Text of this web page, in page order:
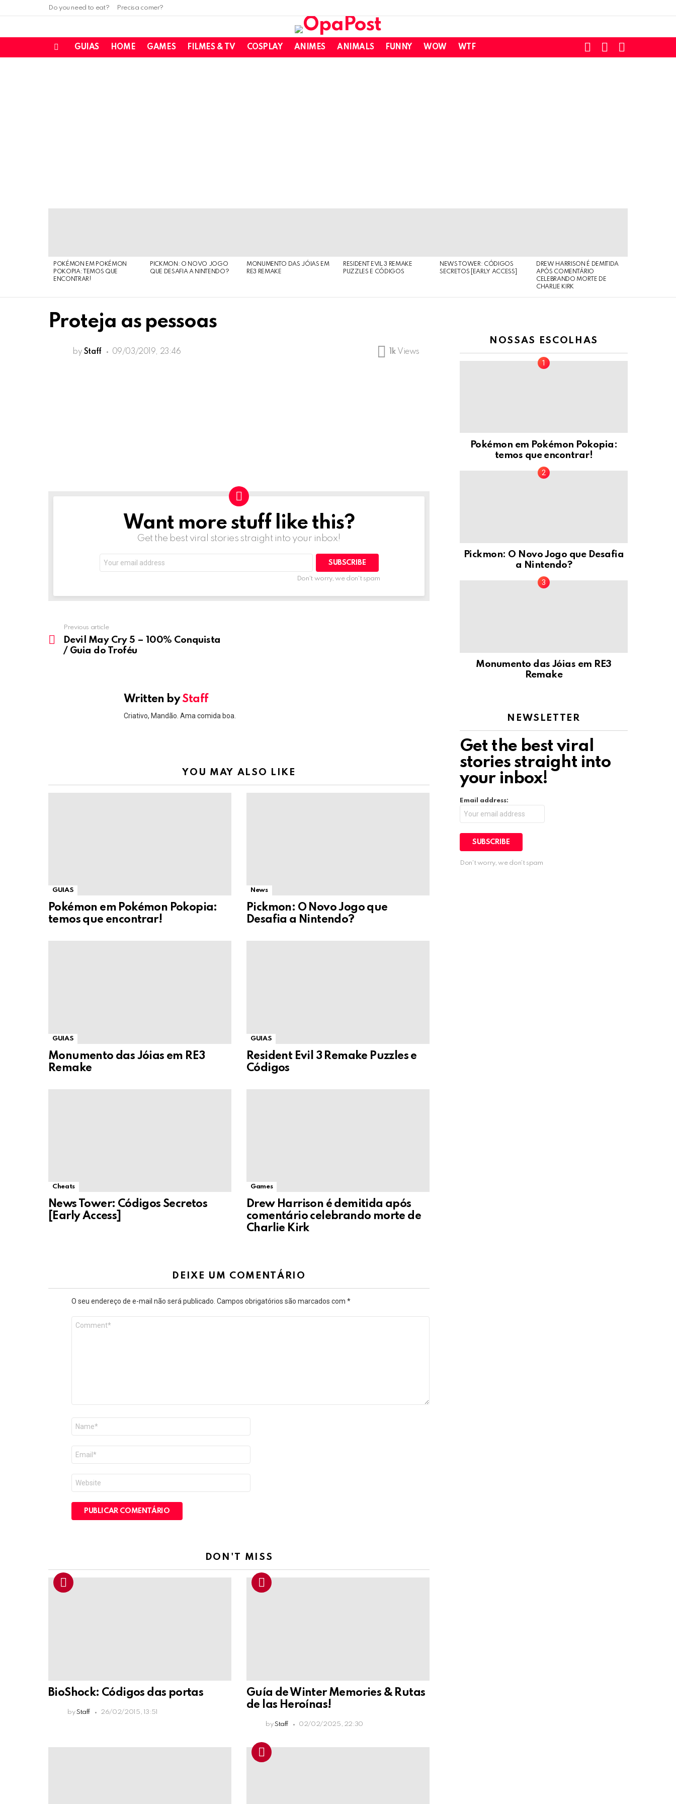
Do you need to eat? Precisa comer?
GUIAS HOME GAMES FILMES & TV COSPLAY ANIMES ANIMALS FUNNY WOW WTF
SWITCH
SKIN
SEARCH
POKÉMON EM POKÉMON
POKOPIA: TEMOS QUE
ENCONTRAR!
PICKMON: O NOVO JOGO
QUE DESAFIA A NINTENDO?
MONUMENTO DAS JÓIAS EM
RE3 REMAKE
RESIDENT EVIL 3 REMAKE
PUZZLES E CÓDIGOS
NEWS TOWER: CÓDIGOS
SECRETOS [EARLY ACCESS]
DREW HARRISON É DEMITIDA
APÓS COMENTÁRIO
CELEBRANDO MORTE DE
CHARLIE KIRK
Proteja as pessoas
by Staff 09/03/2019, 23:46 1k Views
NEWSLETTERWant more stuff like this?
Get the best viral stories straight into your inbox!
address:
Don't worry, we don't spam
more
Previous article
Devil May Cry 5 – 100% Conquista
/ Guia do Troféu
Written byStaff
Criativo, Mandão. Ama comida boa.
YOU MAY ALSO LIKE
GUIAS
Pokémon em Pokémon Pokopia:
temos que encontrar!
News
Pickmon: O Novo Jogo que
Desafia a Nintendo?
GUIAS
Monumento das Jóias em RE3
Remake
GUIAS
Resident Evil 3 Remake Puzzles e
Códigos
Cheats
News Tower: Códigos Secretos
[Early Access]
Games
Drew Harrison é demitida após
comentário celebrando morte de
Charlie Kirk
DEIXE UM COMENTÁRIO
O seu endereço de e-mail não será publicado. Campos obrigatórios são marcados com *
mail
*
DON'T MISS
BioShock: Códigos das portas
by Staff 26/02/2015, 13:51
Guía de Winter Memories & Rutas
de las Heroínas!
by Staff 02/02/2025, 22:30
NOSSAS ESCOLHAS
Pokémon em Pokémon Pokopia:
temos que encontrar!
Pickmon: O Novo Jogo que Desafia
a Nintendo?
Monumento das Jóias em RE3
Remake
NEWSLETTER
Get the best viral
stories straight into
your inbox!
Email address:
Don't worry, we don't spam